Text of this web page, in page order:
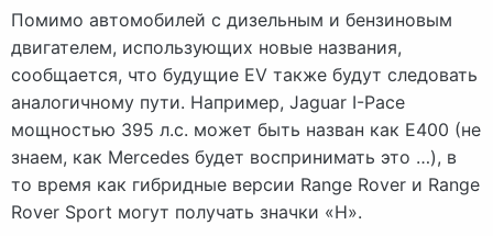
Помимо автомобилей с дизельным и бензиновым
двигателем, использующих новые названия,
сообщается, что будущие EV также будут следовать
аналогичному пути. Например, Jaguar I-Pace
мощностью 395 л.с. может быть назван как E400 (не
знаем, как Mercedes будет воспринимать это …), в
то время как гибридные версии Range Rover и Range
Rover Sport могут получать значки «H».